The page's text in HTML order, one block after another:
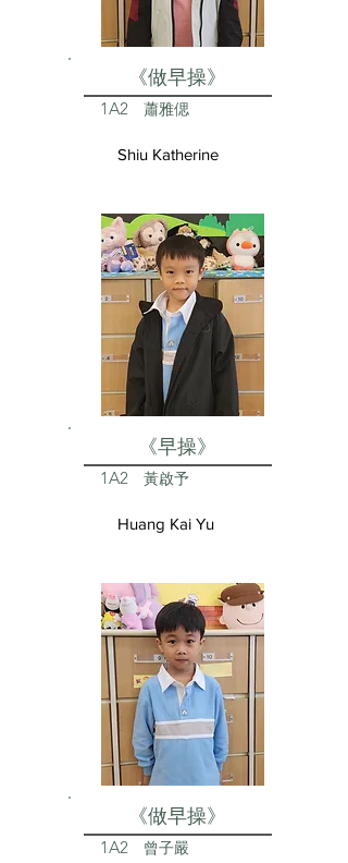
《做早操》
1A2 蕭雅偲
Shiu Katherine
《早操》
1A2 黃啟予
Huang Kai Yu
《做早操》
1A2 曾子嚴